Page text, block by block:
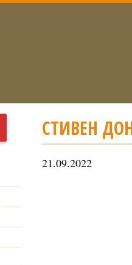
СТИВЕН
21.09.2022